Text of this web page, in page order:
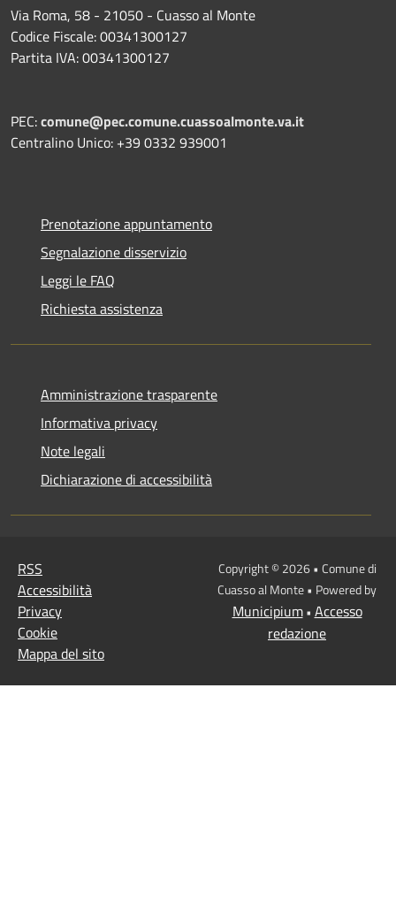
Via Roma, 58 - 21050 - Cuasso al Monte
Codice Fiscale: 00341300127
Partita IVA: 00341300127
PEC:comune@pec.comune.cuassoalmonte.va.it
Centralino Unico: +39 0332 939001
Prenotazione appuntamento
Segnalazione disservizio
Leggi le FAQ
Richiesta assistenza
Amministrazione trasparente
Informativa privacy
Note legali
Dichiarazione di accessibilità
RSS
Accessibilità
Privacy
Cookie
Mappa del sito
Copyright © 2026 • Comune di
Cuasso al Monte • Powered by
Municipium• Accesso
redazione